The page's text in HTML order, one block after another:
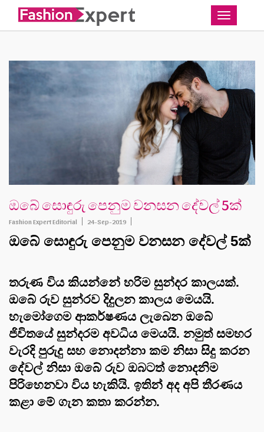
Toggle
ඔබේ සොඳුරු පෙනුම වනසන දේවල් 5ක්
Fashion Expert Editorial 24-Sep-2019
ඔබේ සොඳුරු පෙනුම වනසන දේවල් 5ක්
තරුණ විය කියන්නේ හරිම සුන්දර කාලයක්.
ඔබේ රුව සුන්රව දිදුලන කාලය මෙයයි.
හැමෝගෙම ආකර්ෂණය ලැබෙන ඔබේ
ජිවිතයේ සුන්දරම අවධිය මෙයයි. නමුත් සමහර
වැරදි පුරුදු සහ නොදන්නා කම නිසා සිදු කරන
දේවල් නිසා ඔබේ රුව ඔබටත් නොදනිම
පිරිහෙනවා විය හැකියි. ඉතින් අද අපි තීරණය
කළා මේ ගැන කතා කරන්න.